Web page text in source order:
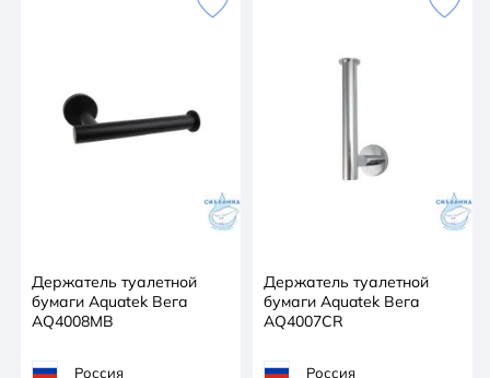
Держатель туалетной
бумаги Aquatek Вега
AQ4008MB
Россия
Держатель туалетной
бумаги Aquatek Вега
AQ4007CR
Россия